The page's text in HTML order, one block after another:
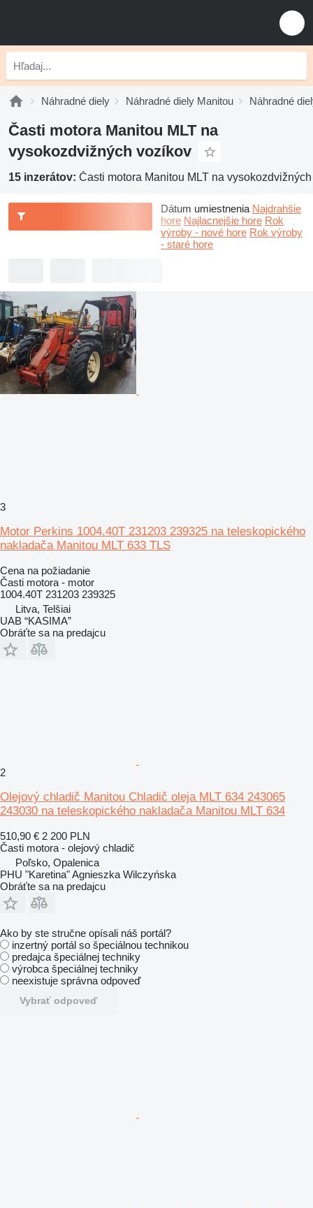
Náhradné diely Náhradné diely Manitou Náhradné
Časti motora Manitou MLT na
vysokozdvižných vozíkov
15 inzerátov: Časti motora Manitou MLT na
Dátum umiestnenia Najdrahšie
hore Najlacnejšie hore Rok
výroby - nové hore Rok výroby
- staré hore
3
Motor Perkins 1004.40T 231203 239325 na teleskopického
nakladača Manitou MLT 633 TLS
Cena na požiadanie
Časti motora - motor
1004.40T 231203 239325
Litva, Telšiai
UAB “KASIMA”
Obráťte sa na predajcu
2
Olejový chladič Manitou Chladič oleja MLT 634 243065
243030 na teleskopického nakladača Manitou MLT 634
510,90 € 2 200 PLN
Časti motora - olejový chladič
Poľsko, Opalenica
PHU "Karetina" Agnieszka Wilczyńska
Obráťte sa na predajcu
Ako by ste stručne opísali náš portál?
inzertný portál so špeciálnou technikou
predajca špeciálnej techniky
výrobca špeciálnej techniky
neexistuje správna odpoveď
Vybrať odpoveď